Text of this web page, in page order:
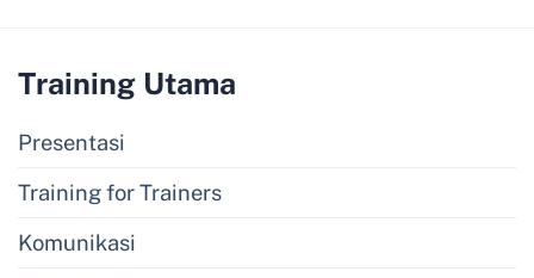
Training Utama
Presentasi
Training for Trainers
Komunikasi